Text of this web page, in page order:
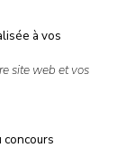
à vos
site web et vos